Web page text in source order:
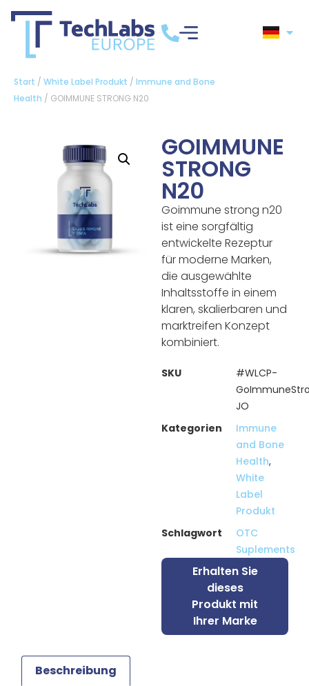
Start / White Label Produkt / Immune and Bone
Health / GOIMMUNE STRONG N20
GOIMMUNE
STRONG
N20
Goimmune strong n20
ist eine sorgfältig
entwickelte Rezeptur
für moderne Marken,
die ausgewählte
Inhaltsstoffe in einem
klaren, skalierbaren und
marktreifen Konzept
kombiniert.
SKU
#WLCP-
JO
Kategorien
Immune
and Bone
Health,
White
Label
Produkt
Schlagwort
OTC
Suplements
Erhalten Sie
dieses
Produkt mit
Ihrer Marke
Beschreibung